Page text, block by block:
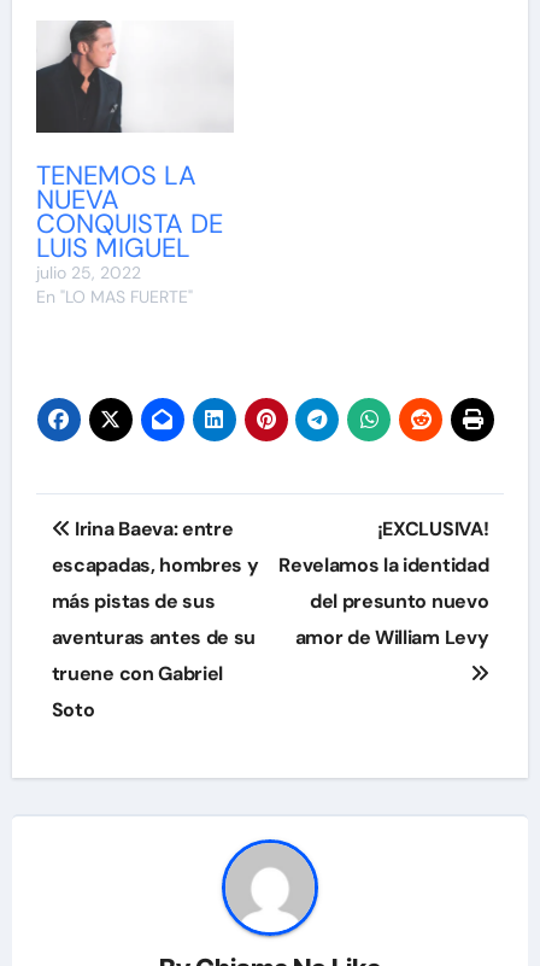
TENEMOS LA
NUEVA
CONQUISTA DE
LUIS MIGUEL
julio 25, 2022
En "LO MAS FUERTE"
Navegación
de
entradas
Irina Baeva: entre
escapadas, hombres y
más pistas de sus
aventuras antes de su
truene con Gabriel
Soto
¡EXCLUSIVA!
Revelamos la identidad
del presunto nuevo
amor de William Levy